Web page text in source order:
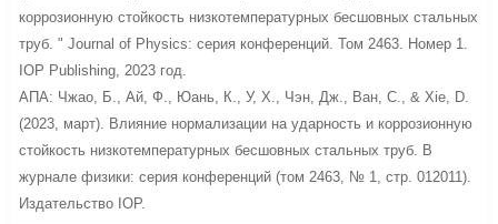
коррозионную стойкость низкотемпературных бесшовных стальных
труб. " Journal of Physics: серия конференций. Том 2463. Номер 1.
IOP Publishing, 2023 год.
АПА: Чжао, Б., Ай, Ф., Юань, К., У, Х., Чэн, Дж., Ван, С., & Xie, D.
(2023, март). Влияние нормализации на ударность и коррозионную
стойкость низкотемпературных бесшовных стальных труб. В
журнале физики: серия конференций (том 2463, № 1, стр. 012011).
Издательство IOP.